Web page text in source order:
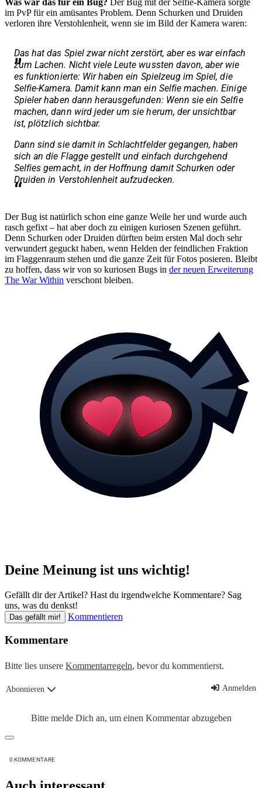
im PvP für ein amüsantes Problem. Denn Schurken und Druiden
verloren ihre Verstohlenheit, wenn sie im Bild der Kamera waren:
Das hat das Spiel zwar nicht zerstört, aber es war einfach
zum Lachen. Nicht viele Leute wussten davon, aber wie
es funktionierte: Wir haben ein Spielzeug im Spiel, die
Selfie-Kamera. Damit kann man ein Selfie machen. Einige
Spieler haben dann herausgefunden: Wenn sie ein Selfie
machen, dann wird jeder um sie herum, der unsichtbar
ist, plötzlich sichtbar.
Dann sind sie damit in Schlachtfelder gegangen, haben
sich an die Flagge gestellt und einfach durchgehend
Selfies gemacht, in der Hoffnung damit Schurken oder
Druiden in Verstohlenheit aufzudecken.
Der Bug ist natürlich schon eine ganze Weile her und wurde auch
rasch gefixt – hat aber doch zu einigen kuriosen Szenen geführt.
Denn Schurken oder Druiden dürften beim ersten Mal doch sehr
verwundert geguckt haben, wenn Helden der feindlichen Fraktion
im Flaggenraum stehen und die ganze Zeit für Fotos posieren. Bleibt
zu hoffen, dass wir von so kuriosen Bugs in der neuen Erweiterung
The War Within verschont bleiben.
Deine Meinung ist uns wichtig!
Gefällt dir der Artikel? Hast du irgendwelche Kommentare? Sag
uns, was du denkst!
Das gefällt mir! Kommentieren
Kommentare
Bitte lies unsere Kommentarregeln, bevor du kommentierst.
Abonnieren Anmelden
Bitte melde Dich an, um einen Kommentar abzugeben
0 KOMMENTARE